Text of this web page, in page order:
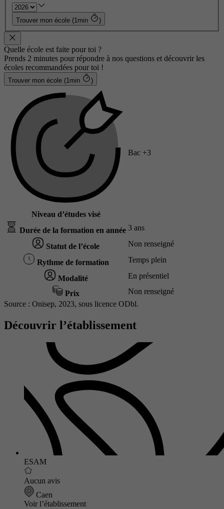
Trouver mon école (1min )
Quelle école est faite pour toi ?
Prends 2 minutes pour répondre à nos questions et découvrir les
écoles recommandées pour toi !
Trouver mon école (1min )
Niveau d’études visé
Bac +3
Durée de la formation en année 3 ans
Statut de l’école Non renseigné
Rythme de formation Temps plein
Modalité En présentiel
Prix
Non renseigné
Source : Onisep, 2023, sous licence ODbl.
Découvrir l’établissement
ESAM
Aucun avis
Caen
Voir l’établissement